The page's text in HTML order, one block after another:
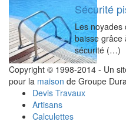
Sécurité
Les noyades
baisse grâce
sécurité (…)
Copyright © 1998-2014 - Un
pour la maison de Groupe
Devis Travaux
Artisans
Calculettes